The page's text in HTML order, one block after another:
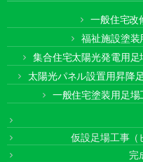
一般住宅
福祉施設塗
集合住宅太陽光発電用
太陽光パネル設置用昇
一般住宅塗装用足
仮設足場工事（
完